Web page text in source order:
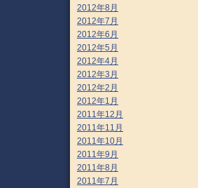
2012年8月
2012年7月
2012年6月
2012年5月
2012年4月
2012年3月
2012年2月
2012年1月
2011年12月
2011年11月
2011年10月
2011年9月
2011年8月
2011年7月